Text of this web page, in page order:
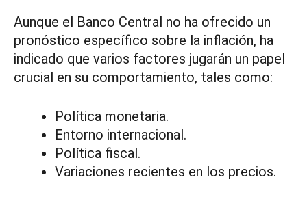
Aunque el Banco Central no ha ofrecido un
pronóstico específico sobre la inflación, ha
indicado que varios factores jugarán un papel
crucial en su comportamiento, tales como:
Política monetaria.
Entorno internacional.
Política fiscal.
Variaciones recientes en los precios.